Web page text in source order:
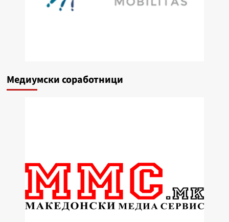
Медиумски соработници